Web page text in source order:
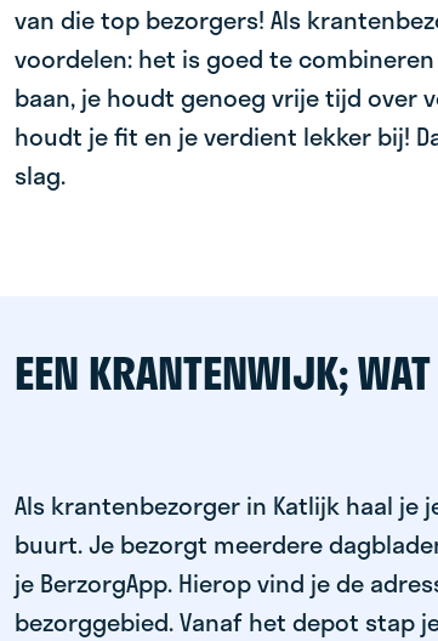
van die top bezorgers! Als
voordelen: het is goed te
baan, je houdt genoeg vrije tijd over
houdt je fit en je verdient lekker bij!
slag.
EEN KRANTENWIJK;
Als krantenbezorger in Katlijk haal
buurt. Je bezorgt meerdere
je BerzorgApp. Hierop vind je de
bezorggebied. Vanaf het depot stap